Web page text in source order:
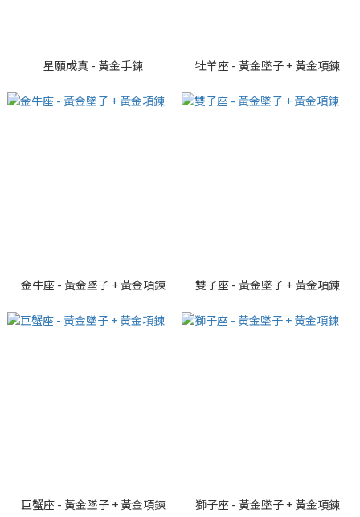
星願成真 - 黃金手鍊 牡羊座 - 黃金墜子 + 黃金項鍊
金牛座 - 黃金墜子 + 黃金項鍊 雙子座 - 黃金墜子 + 黃金項鍊
巨蟹座 - 黃金墜子 + 黃金項鍊 獅子座 - 黃金墜子 + 黃金項鍊